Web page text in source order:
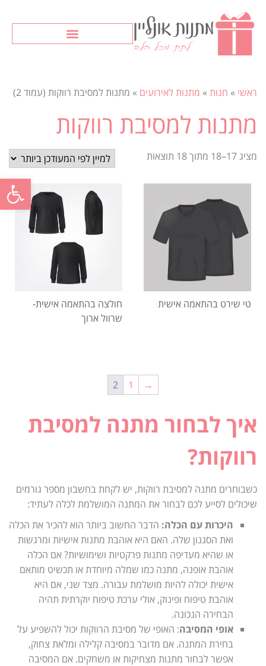
פתח
ראשי » חנות » מתנות לאירועים » מתנות למסיבת רווקות (עמוד 2)
מתנות למסיבת רווקות
מציג 17–18 מתוך 18 תוצאות
טי שירט בהתאמה אישית
חולצה בהתאמה אישית-
שרוול ארוך
→
1
2
איך לבחור מתנה למסיבת
רווקות?
כשבוחרים מתנה למסיבת רווקות, יש לקחת בחשבון מספר גורמים
שיכולים לסייע לכם לבחור את המתנה המושלמת לכלה לעתיד:
היכרות עם הכלה: הדבר החשוב ביותר הוא להכיר את הכלה
ואת הסגנון שלה. האם היא אוהבת מתנות אישיות ומרגשות
או שהיא מעדיפה מתנות פרקטיות ושימושיות? אם הכלה
אוהבת אופנה, מתנה כמו שמלה מיוחדת או תכשיט מותאם
אישית יכולה להיות מושלמת עבורה. מצד שני, אם היא
אוהבת טיפוח ופינוק, אולי ערכת טיפוח יוקרתית תהיה
הבחירה הנכונה.
אופי המסיבה: האופי של מסיבת הרווקות יכול להשפיע על
בחירת המתנה. אם מדובר במסיבה קלילה ומלאת צחוק,
אפשר לבחור מתנות מצחיקות או משחקים. אם המסיבה